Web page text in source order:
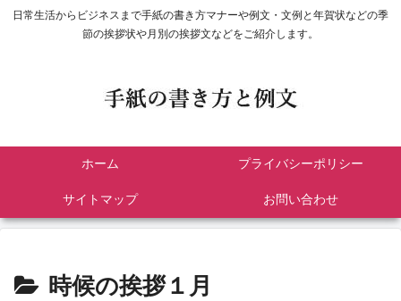
日常生活からビジネスまで手紙の書き方マナーや例文・文例と年賀状などの季
節の挨拶状や月別の挨拶文などをご紹介します。
ホーム プライバシーポリシー
サイトマップ お問い合わせ
時候の挨拶１月